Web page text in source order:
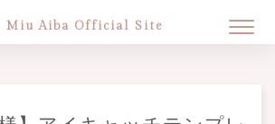
Miu Aiba Official Site